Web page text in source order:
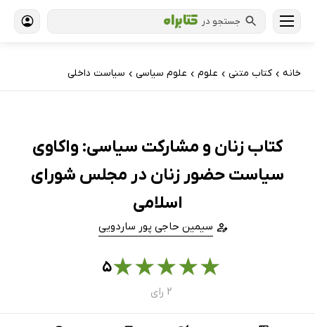
جستجو در
خانه › کتاب‌ متنی › علوم › علوم سیاسی › سیاست داخلی
کتاب زنان و مشارکت سیاسی: واکاوی
سیاست حضور زنان در مجلس شورای
اسلامی
سیمین حاجی پور ساردویی
★
★
★
★
★۵
۲ رای